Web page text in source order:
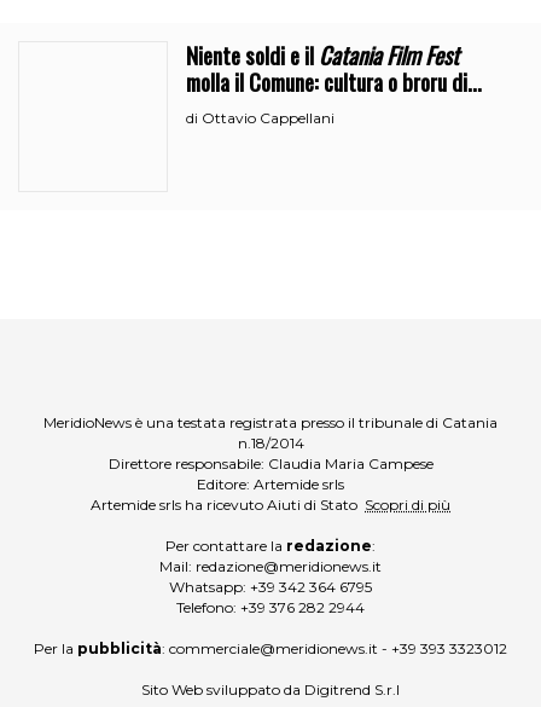
Niente soldi e ilCatania Film Fest
molla il Comune: cultura o broru di
ciciri?
di Ottavio Cappellani
MeridioNews è una testata registrata presso il tribunale di Catania
n.18/2014
Direttore responsabile: Claudia Maria Campese
Editore: Artemide srls
Artemide srls ha ricevuto Aiuti di Stato Scopri di più
Per contattare la redazione:
Mail: redazione@meridionews.it
Whatsapp: +39 342 364 6795
Telefono: +39 376 282 2944
Per la pubblicità: commerciale@meridionews.it - +39 393 3323012
Sito Web sviluppato da Digitrend S.r.l